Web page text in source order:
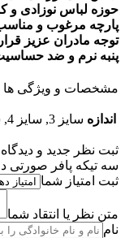
حوزه لباس نوزادی و
پارچه مرغوب و
توجه مادران عزیز
پنبه نرم و ضد
مشخصات و ویژگی ها
اندازه سایز 3, سایز 4, سایز 5
ثبت نظر جدید و
سه تیکه پافر صورتی دو رنگ
ثبت امتیاز شما
متن نظر یا انتقاد شما
نام